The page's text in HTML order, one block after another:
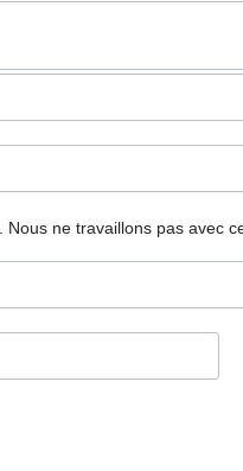
Nous ne travaillons pas avec